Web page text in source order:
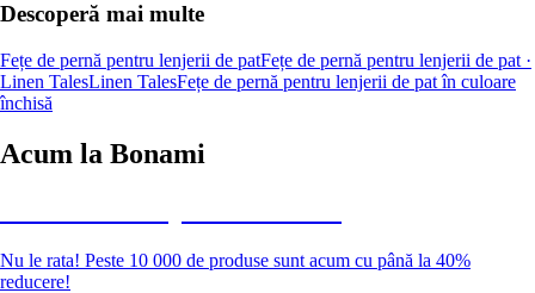
Descoperă mai multe
Fețe de pernă pentru lenjerii de patFețe de pernă pentru lenjerii de pat ·
Linen TalesLinen TalesFețe de pernă pentru lenjerii de pat în culoare
închisă
Acum la Bonami
Nu le rata! Peste 10 000 de produse sunt acum cu până la 40%
reducere!